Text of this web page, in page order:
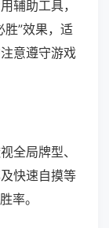
辅助工具，
胜”效果，适
意遵守游戏
全局牌型、
快速自摸等
率。